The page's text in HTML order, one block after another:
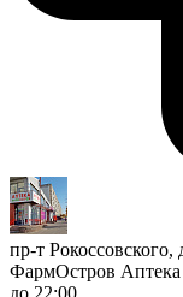
пр-т Рокоссовского,
ФармОстров Аптека
до 22:00